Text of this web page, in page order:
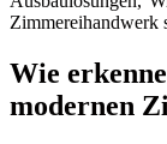
Zimmereihandwerk
Wie
modernen